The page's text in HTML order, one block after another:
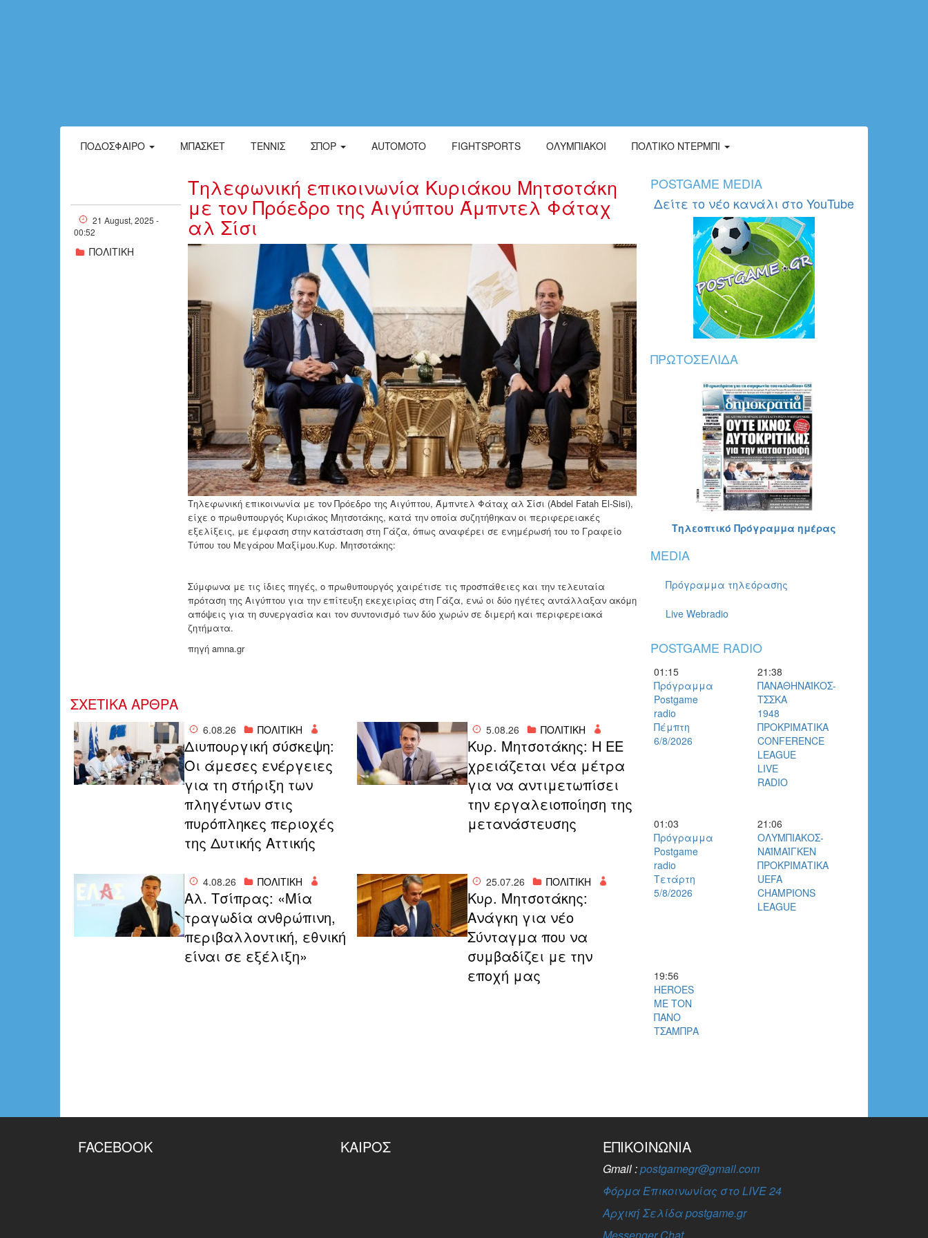
ΠΟΔΌΣΦΑΙΡΟ ΜΠΆΣΚΕΤ ΤΈΝΝΙΣ ΣΠΟΡ AUTOMOTO FIGHTSPORTS ΟΛΥΜΠΙΑΚΟΙ ΠΟΛΤΙΚΌ ΝΤΈΡΜΠΙ
21 August, 2025 -
00:52
ΠΟΛΙΤΙΚΗ
Τηλεφωνική επικοινωνία Κυριάκου Μητσοτάκη
με τον Πρόεδρο της Αιγύπτου Άμπντελ Φάταχ
αλ Σίσι
w20-192224w08123959naiiiiiii.jpg
Τηλεφωνική επικοινωνία με τον Πρόεδρο της Αιγύπτου, Άμπντελ Φάταχ αλ Σίσι (Abdel Fatah El-Sisi),
είχε ο πρωθυπουργός Κυριάκος Μητσοτάκης, κατά την οποία συζητήθηκαν οι περιφερειακές
εξελίξεις, με έμφαση στην κατάσταση στη Γάζα, όπως αναφέρει σε ενημέρωσή του το Γραφείο
Τύπου του Μεγάρου Μαξίμου.Κυρ. Μητσοτάκης:
Σύμφωνα με τις ίδιες πηγές, ο πρωθυπουργός χαιρέτισε τις προσπάθειες και την τελευταία
πρόταση της Αιγύπτου για την επίτευξη εκεχειρίας στη Γάζα, ενώ οι δύο ηγέτες αντάλλαξαν ακόμη
απόψεις για τη συνεργασία και τον συντονισμό των δύο χωρών σε διμερή και περιφερειακά
ζητήματα.
πηγή amna.gr
ΣΧΕΤΙΚΑ ΑΡΘΡΑ
6.08.26 ΠΟΛΙΤΙΚΗ
Διυπουργική σύσκεψη:
Οι άμεσες ενέργειες
για τη στήριξη των
πληγέντων στις
πυρόπληκες περιοχές
της Δυτικής Αττικής
5.08.26 ΠΟΛΙΤΙΚΗ
Κυρ. Μητσοτάκης: Η ΕΕ
χρειάζεται νέα μέτρα
για να αντιμετωπίσει
την εργαλειοποίηση της
μετανάστευσης
4.08.26 ΠΟΛΙΤΙΚΗ
Αλ. Τσίπρας: «Μία
τραγωδία ανθρώπινη,
περιβαλλοντική, εθνική
είναι σε εξέλιξη»
25.07.26 ΠΟΛΙΤΙΚΗ
Κυρ. Μητσοτάκης:
Ανάγκη για νέο
Σύνταγμα που να
συμβαδίζει με την
εποχή μας
POSTGAME MEDIA
Δείτε το νέο κανάλι στο YouTube
ΠΡΩΤΟΣΈΛΙΔΑ
Τηλεοπτικό Πρόγραμμα ημέρας
MEDIA
Πρόγραμμα τηλεόρασης
Live Webradio
POSTGAME RADIO
01:15
Πρόγραμμα
Postgame
radio
Πέμπτη
6/8/2026
21:38
ΠΑΝΑΘΗΝΑΪΚΟΣ-
ΤΣΣΚΑ
1948
ΠΡΟΚΡΙΜΑΤΙΚΑ
CONFERENCE
LEAGUE
LIVE
RADIO
01:03
Πρόγραμμα
Postgame
radio
Τετάρτη
5/8/2026
21:06
ΟΛΥΜΠΙΑΚΟΣ-
ΝΑΪΜΑΊΓΚΕΝ
ΠΡΟΚΡΙΜΑΤΙΚΑ
UEFA
CHAMPIONS
LEAGUE
19:56
HEROES
ΜΕ ΤΟΝ
ΠΑΝΟ
ΤΣΑΜΠΡΑ
FACEBOOK ΚΑΙΡΌΣ ΕΠΙΚΟΙΝΩΝΊΑ
Gmail :postgamegr@gmail.com
Φόρμα Επικοινωνίας στο LIVE 24
Αρχική Σελίδα postgame.gr
Messenger Chat